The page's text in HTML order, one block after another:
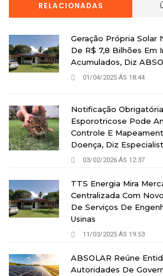
RELACIONADAS
Geração Própria Solar
De R$ 7,8 Bilhões Em
Acumulados, Diz
01/04/2025 ÁS 18:44
Notificação
Esporotricose Pode
Controle E
Doença, Diz
03/02/2026 ÁS 12:37
TTS Energia Mira
Centralizada Com
De Serviços De
Usinas
11/03/2025 ÁS 19:53
ABSOLAR Reúne
Autoridades De